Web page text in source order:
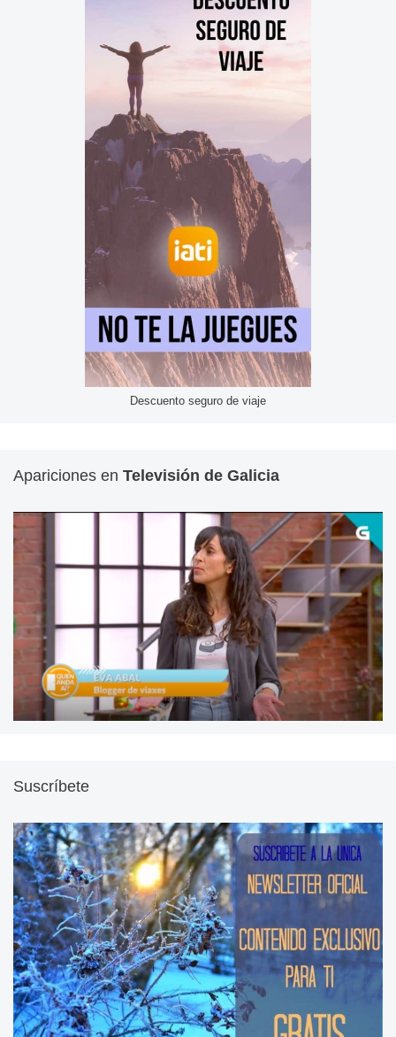
Descuento seguro de viaje
Apariciones en Televisión de Galicia
Suscríbete